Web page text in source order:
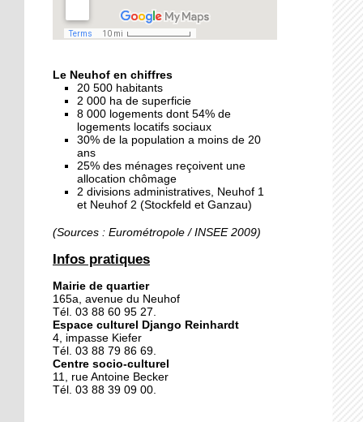
16 octobre 2018
ciel ouvert »
16 octobre 2018
Un vécu de poids
15 octobre 2018
Difracto : devenir un pro
avec Django
Le vrac s'invite au Neuhof
11 octobre 2018
Les petites filles
chaussent leurs
Le Neuhof en chiffres
20 500 habitants
2 000 ha de superficie
8 000 logements dont 54% de
logements locatifs sociaux
30% de la population a moins de 20
ans
25% des ménages reçoivent une
allocation chômage
2 divisions administratives, Neuhof 1
et Neuhof 2 (Stockfeld et Ganzau)
(Sources : Eurométropole / INSEE 2009)
Infos pratiques
Mairie de quartier
165a, avenue du Neuhof
Tél. 03 88 60 95 27.
Espace culturel Django Reinhardt
4, impasse Kiefer
Tél. 03 88 79 86 69.
Centre socio-culturel
11, rue Antoine Becker
Tél. 03 88 39 09 00.